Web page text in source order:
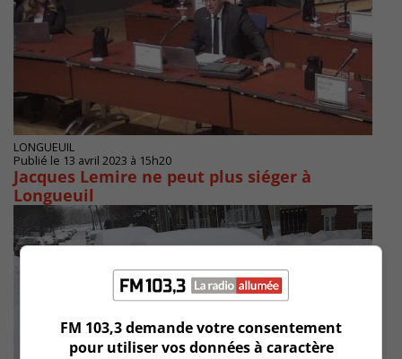
LONGUEUIL
Publié le 13 avril 2023 à 15h20
Jacques Lemire ne peut plus siéger à
Longueuil
FM 103,3 demande votre consentement
pour utiliser vos données à caractère